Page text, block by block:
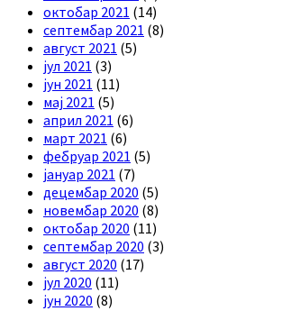
октобар 2021 (14)
септембар 2021 (8)
август 2021 (5)
јул 2021 (3)
јун 2021 (11)
мај 2021 (5)
април 2021 (6)
март 2021 (6)
фебруар 2021 (5)
јануар 2021 (7)
децембар 2020 (5)
новембар 2020 (8)
октобар 2020 (11)
септембар 2020 (3)
август 2020 (17)
јул 2020 (11)
јун 2020 (8)